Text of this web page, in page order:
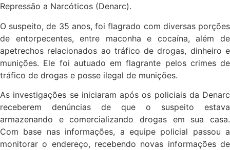
Repressão a Narcóticos (Denarc).
O suspeito, de 35 anos, foi flagrado com diversas porções
de entorpecentes, entre maconha e cocaína, além de
apetrechos relacionados ao tráfico de drogas, dinheiro e
munições. Ele foi autuado em flagrante pelos crimes de
tráfico de drogas e posse ilegal de munições.
As investigações se iniciaram após os policiais da Denarc
receberem denúncias de que o suspeito estava
armazenando e comercializando drogas em sua casa.
Com base nas informações, a equipe policial passou a
monitorar o endereço, recebendo novas informações de